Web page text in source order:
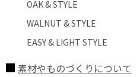
OAK & STYLE
WALNUT & STYLE
EASY & LIGHT STYLE
素材やものづくりについて